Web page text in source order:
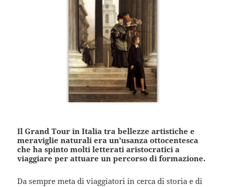
Il Grand Tour in Italia tra bellezze artistiche e
meraviglie naturali era un’usanza ottocentesca
che ha spinto molti letterati aristocratici a
viaggiare per attuare un percorso di formazione.
Da sempre meta di viaggiatori in cerca di storia e di